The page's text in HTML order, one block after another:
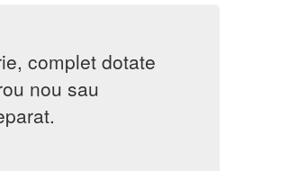
complet dotate
nou sau